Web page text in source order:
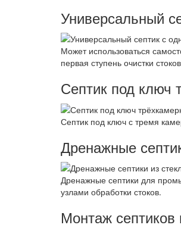
Универсальный
Может использоваться
первая ступень очистки
Септик под ключ
Септик под ключ с тремя
Дренажные
Дренажные септики для
узлами обработки стоков.
Монтаж септиков